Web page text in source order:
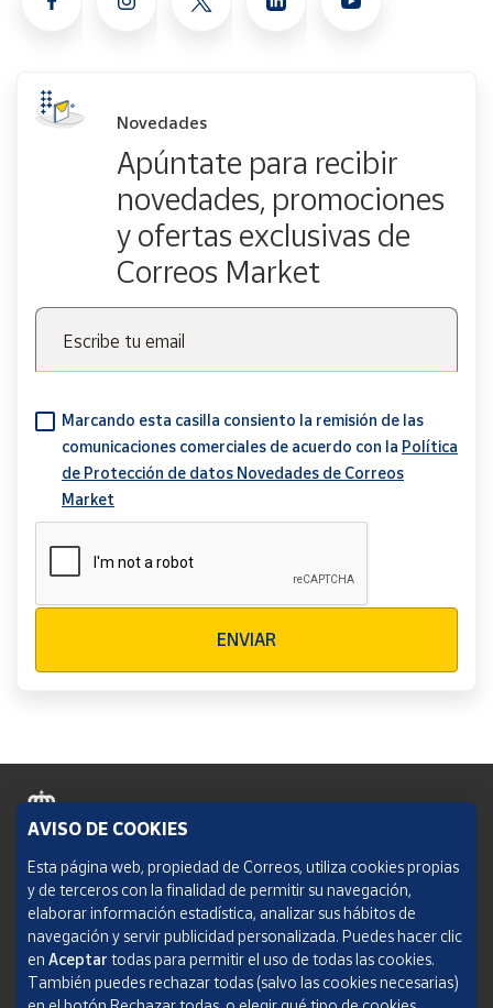
Novedades
Apúntate para recibir
novedades, promociones
y ofertas exclusivas de
Correos Market
Escribe tu email
Marcando esta casilla consiento la remisión de las
comunicaciones comerciales de acuerdo con la Política
de Protección de datos Novedades de Correos
Market
ENVIAR
Política de cookies
Aviso legal
Condiciones del servicio
Política de Privacidad Web
AVISO DE COOKIES
Esta página web, propiedad de Correos, utiliza cookies propias
y de terceros con la finalidad de permitir su navegación,
elaborar información estadística, analizar sus hábitos de
navegación y servir publicidad personalizada. Puedes hacer clic
en Aceptar todas para permitir el uso de todas las cookies.
También puedes rechazar todas (salvo las cookies necesarias)